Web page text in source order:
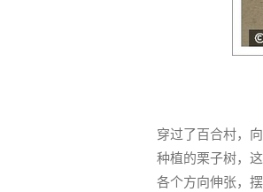
穿过了百合村，
种植的栗子树，
各个方向伸张，